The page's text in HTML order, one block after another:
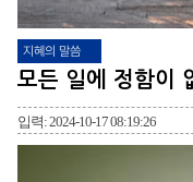
지혜의 말씀
모든 일에 정함이
입력: 2024-10-17 08:19:26